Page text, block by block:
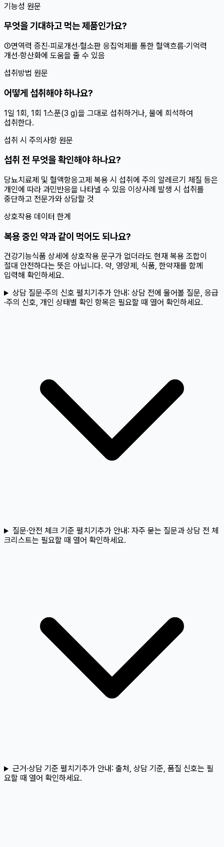
기능성 원문
무엇을 기대하고 먹는 제품인가요?
①면역력 증진·피로개선·혈소판 응집억제를 통한 혈액흐름·기억력
개선·항산화에 도움을 줄 수 있음
섭취방법 원문
어떻게 섭취해야 하나요?
1일 1회, 1회 1스푼(3 g)을 그대로 섭취하거나, 물에 희석하여
섭취한다.
섭취 시 주의사항 원문
섭취 전 무엇을 확인해야 하나요?
당뇨치료제 및 혈액항응고제 복용 시 섭취에 주의 알레르기 체질 등은
개인에 따라 과민반응을 나타낼 수 있음 이상사례 발생 시 섭취를
중단하고 전문가와 상담할 것
상호작용 데이터 한계
복용 중인 약과 같이 먹어도 되나요?
건강기능식품 상세에 상호작용 문구가 없더라도 현재 복용 조합이
절대 안전하다는 뜻은 아닙니다. 약, 영양제, 식품, 한약재를 함께
입력해 확인하세요.
상담 질문·주의 신호 펼치기 추가 안내: 상담 전에 물어볼 질문, 응급
·주의 신호, 개인 상태별 확인 항목은 필요할 때 열어 확인하세요.
질문·안전 체크 기준 펼치기 추가 안내: 자주 묻는 질문과 상담 전 체
크리스트는 필요할 때 열어 확인하세요.
근거·상담 기준 펼치기 추가 안내: 출처, 상담 기준, 품질 신호는 필
요할 때 열어 확인하세요.